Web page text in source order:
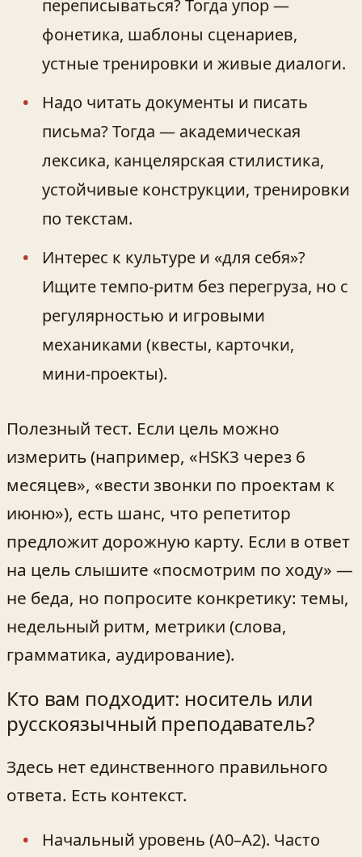
переписываться? Тогда упор —
фонетика, шаблоны сценариев,
устные тренировки и живые диалоги.
Надо читать документы и писать
письма? Тогда — академическая
лексика, канцелярская стилистика,
устойчивые конструкции, тренировки
по текстам.
Интерес к культуре и «для себя»?
Ищите темпо-ритм без перегруза, но с
регулярностью и игровыми
механиками (квесты, карточки,
мини‑проекты).
Полезный тест. Если цель можно
измерить (например, «HSK3 через 6
месяцев», «вести звонки по проектам к
июню»), есть шанс, что репетитор
предложит дорожную карту. Если в ответ
на цель слышите «посмотрим по ходу» —
не беда, но попросите конкретику: темы,
недельный ритм, метрики (слова,
грамматика, аудирование).
Кто вам подходит: носитель или
русскоязычный преподаватель?
Здесь нет единственного правильного
ответа. Есть контекст.
Начальный уровень (A0–A2). Часто